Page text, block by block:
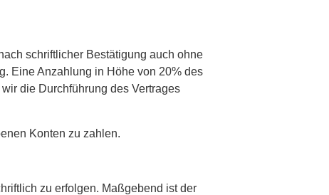
schriftlicher Bestätigung auch ohne
Eine Anzahlung in Höhe von 20% des
die Durchführung des Vertrages
Konten zu zahlen.
zu erfolgen. Maßgebend ist der